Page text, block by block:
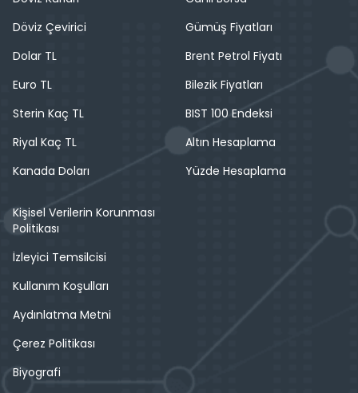
Döviz Çevirici
Dolar TL
Euro TL
Sterin Kaç TL
Riyal Kaç TL
Kanada Doları
Gümüş Fiyatları
Brent Petrol Fiyatı
Bilezik Fiyatları
BIST 100 Endeksi
Altın Hesaplama
Yüzde Hesaplama
Kişisel Verilerin Korunması
Politikası
İzleyici Temsilcisi
Kullanım Koşulları
Aydınlatma Metni
Çerez Politikası
Biyografi